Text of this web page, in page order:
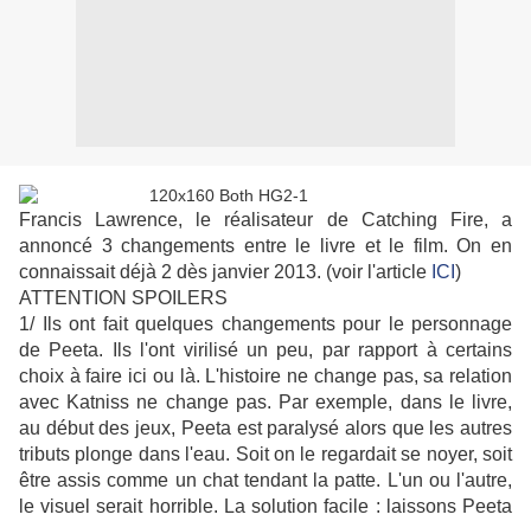
Francis Lawrence, le réalisateur de Catching Fire, a
annoncé 3 changements entre le livre et le film. On en
connaissait déjà 2 dès janvier 2013. (voir l'article ICI )
ATTENTION SPOILERS
1/ Ils ont fait quelques changements pour le personnage
de Peeta. Ils l'ont virilisé un peu, par rapport à certains
choix à faire ici ou là. L'histoire ne change pas, sa relation
avec Katniss ne change pas. Par exemple, dans le livre,
au début des jeux, Peeta est paralysé alors que les autres
tributs plonge dans l'eau. Soit on le regardait se noyer, soit
être assis comme un chat tendant la patte. L'un ou l'autre,
le visuel serait horrible. La solution facile : laissons Peeta